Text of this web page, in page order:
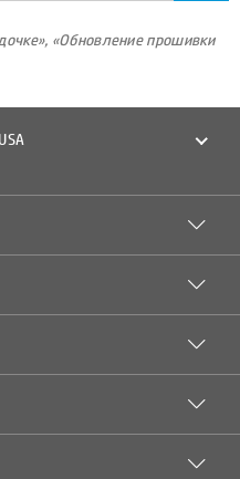
«Обновление прошивки